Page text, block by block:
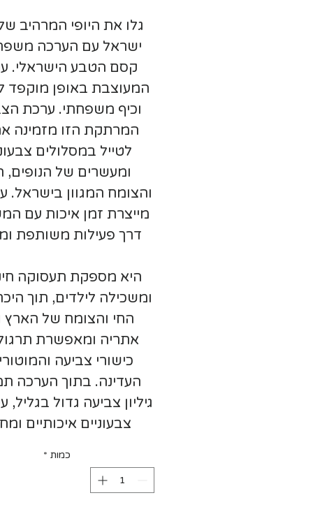
גלו את היופי המרהיב
ישראל עם הערכה
קסם הטבע הישראלי.
המעוצבת באופן מוקפד
וכיף משפחתי. ערכת
המרתקת הזו מזמינה
לטייל במסלולים
ומעשרים של הנופים,
והצומח המגוון בישראל.
מייצרת זמן איכות עם
דרך פעילות משותפת
היא מספקת תעסוקה
ומשכילה לילדים, תוך
החי והצומח של הארץ
אתריה ומאפשרת
כישורי צביעה
העדינה. בתוך הערכה
גיליון צביעה גדול בגליל,
צבעוניים איכותיים
בדף הסבר מפורט על
שמות בעלי החיים
כמות *